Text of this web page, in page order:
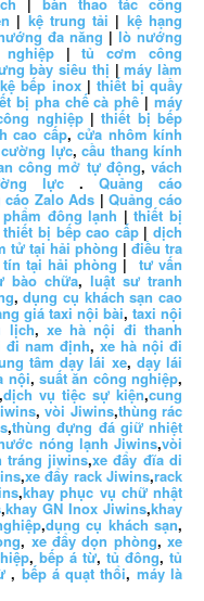
| kệ trung tải | kệ hạng
đa năng |lò nướng
|tủ cơm công
bày siêu thị |máy làm
kệ bếp inox| thiết bị quầy
bị pha chế cà phê| máy
nghiệp|thiết bị bếp
cao cấp,cửa nhôm kính
lực, cầu thang kính
công mở tự động, vách
lực .Quảng cáo
cáo Zalo Ads |Quảng cáo
đông lạnh |thiết bị
thiết bị bếp cao cấp|dịch
tử tại hải phòng |điều tra
tại hải phòng | tư vấn
bào chữa, luật sư tranh
,dụng cụ khách sạn cao
giá taxi nội bài, taxi nội
lịch, xe hà nội đi thanh
đi nam định,xe hà nội đi
tâm dạy lái xe, dạy lái
nội,suất ăn công nghiệp,
,dịch vụ tiệc sự kiện,cung
, vòi Jiwins,thùng rác
,thùng đựng đá giữ nhiệt
nóng lạnh Jiwins,vòi
tráng jiwins,xe đẩy đĩa di
,xe đẩy rack Jiwins,rack
,khay phục vụ chữ nhật
,khay GN Inox Jiwins,khay
,dụng cụ khách sạn,
,xe đẩy dọn phòng,xe
,bếp á từ,tủ đông,tủ
,bếp á quạt thổi, máy là